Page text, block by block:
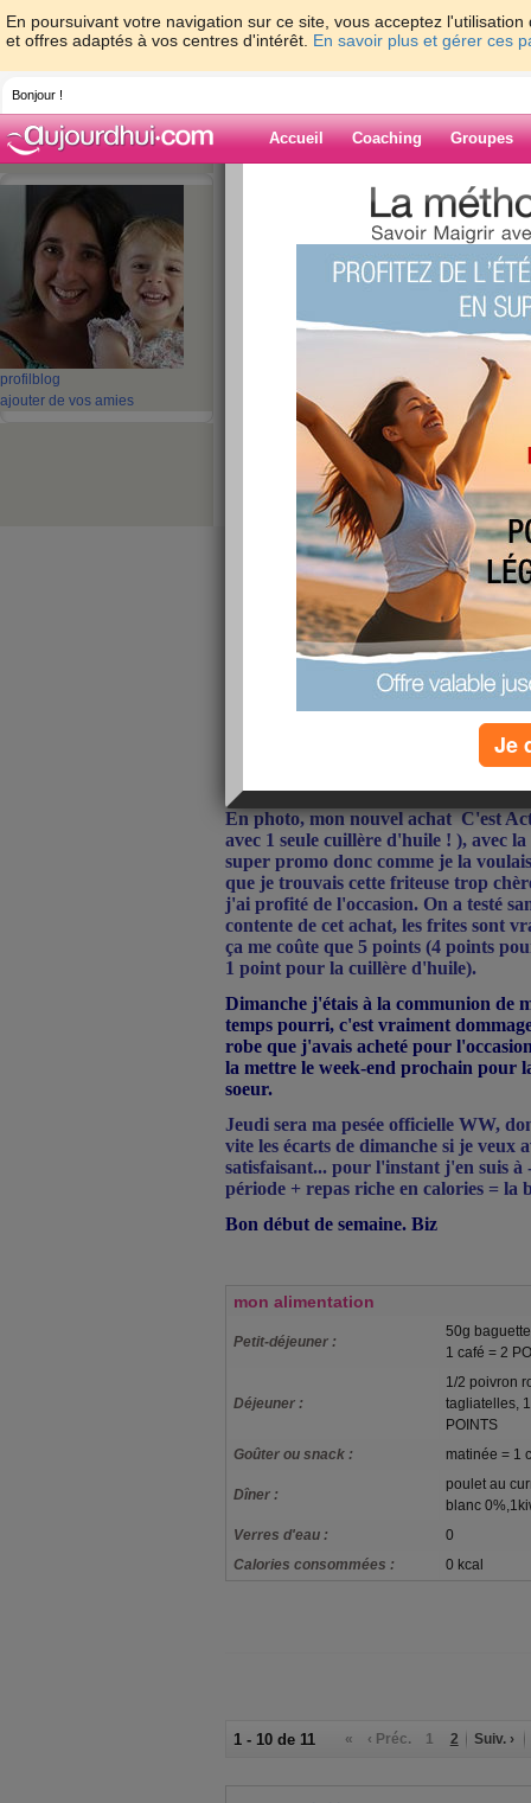
En poursuivant votre navigation sur ce site, vous acceptez
et offres adaptés à vos centres d'intérêt. En savoir plus et gérer ces
Bonjour !
Accueil Coaching Groupes
profil blog
ajouter de vos amies
> > WW -
Blog de
WW - JOUR 5
En photo, mon nouvel achatC'est
avec 1 seule cuillère d'huile ! ), avec
super promo donc comme je la
que je trouvais cette friteuse trop
j'ai profité de l'occasion. On a testé
contente de cet achat, les frites sont
ça me coûte que 5 points (4 points
1 point pour la cuillère d'huile).
Dimanche j'étais à la communion de
temps pourri, c'est vraiment
robe que j'avais acheté pour
la mettre le week-end prochain pour
soeur.
Jeudi sera ma pesée officielle WW,
vite les écarts de dimanche si je veux
satisfaisant... pour l'instant j'en suis à
période + repas riche en calories = la
Bon début de semaine. Biz
mon alimentation
Petit-déjeuner :
50g
1 café = 2
Déjeuner :
1/2 poivron
tagliatelles,
POINTS
Goûter ou snack :
matinée = 1
Dîner :
poulet au
blanc
Verres d'eau :
0
Calories consommées :
0 kcal
1 - 10 de 11 « ‹ Préc. 1 2 Suiv. ›
Je